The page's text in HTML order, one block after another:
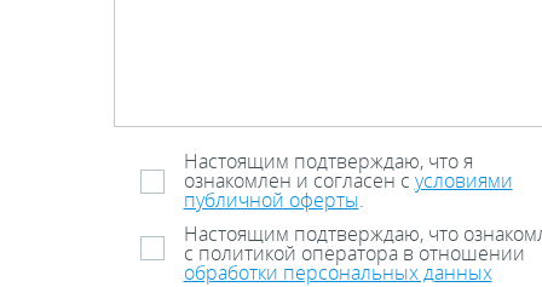
Настоящим подтверждаю, что я
ознакомлен и согласен с условиями
публичной оферты.
Настоящим подтверждаю, что
с политикой оператора в отношении
обработки персональных данных